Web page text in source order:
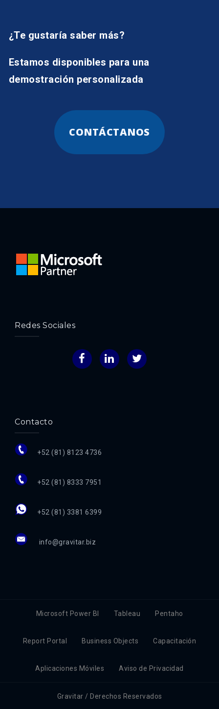
¿Te gustaría saber más?
Estamos disponibles para una
demostración personalizada
CONTÁCTANOS
Redes Sociales
FacebookLinkedInTwitter
Contacto
+52 (81) 8123 4736
+52 (81) 8333 7951
+52 (81) 3381 6399
info@gravitar.biz
Microsoft Power BI Tableau Pentaho
Report Portal Business Objects Capacitación
Aplicaciones Móviles Aviso de Privacidad
Gravitar / Derechos Reservados